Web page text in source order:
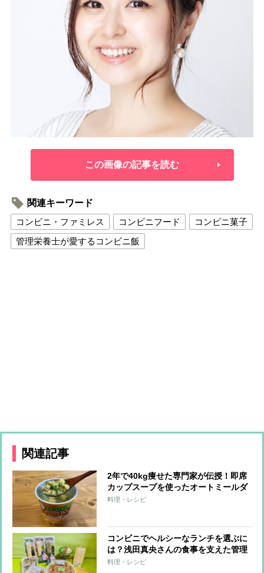
この画像の記事を読む
関連キーワード
コンビニ・ファミレス
コンビニフード
コンビニ菓子
管理栄養士が愛するコンビニ飯
関連記事
2年で40kg痩せた専門家が伝授！即席
カップスープを使ったオートミールダ
イエット
料理・レシピ
コンビニでヘルシーなランチを選ぶに
は？浅田真央さんの食事を支えた管理
栄養士がすすめる「たんぱく質強化」
料理・レシピ